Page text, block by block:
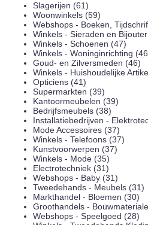
Slagerijen (61)
Woonwinkels (59)
Webshops - Boeken,
Winkels - Sieraden en
Winkels - Schoenen (47)
Winkels - Woninginrichting
Goud- en Zilversmeden (46)
Winkels - Huishoudelijke
Opticiens (41)
Supermarkten (39)
Kantoormeubelen (39)
Bedrijfsmeubels (38)
Installatiebedrijven -
Mode Accessoires (37)
Winkels - Telefoons (37)
Kunstvoorwerpen (37)
Winkels - Mode (35)
Electrotechniek (31)
Webshops - Baby (31)
Tweedehands - Meubels (31)
Markthandel - Bloemen (30)
Groothandels -
Webshops - Speelgoed (28)